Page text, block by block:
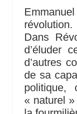
révolution.
Dans
d’éluder
d’autres
de sa
politique,
« naturel